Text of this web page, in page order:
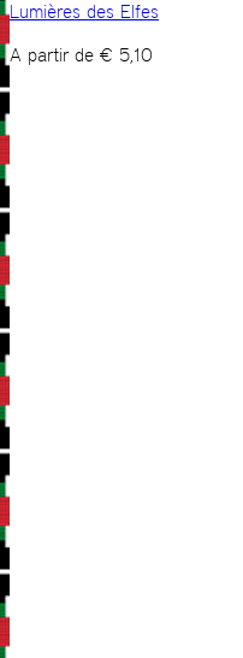
Lumières des Elfes
A partir de € 5,10